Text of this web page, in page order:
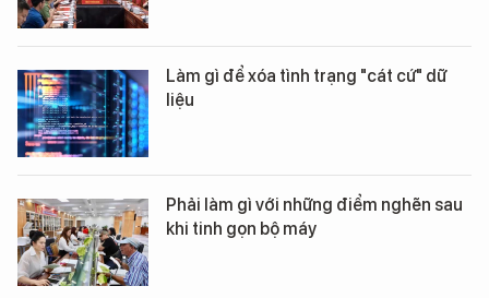
Làm gì để xóa tình trạng "cát cứ" dữ
liệu
Phải làm gì với những điểm nghẽn sau
khi tinh gọn bộ máy